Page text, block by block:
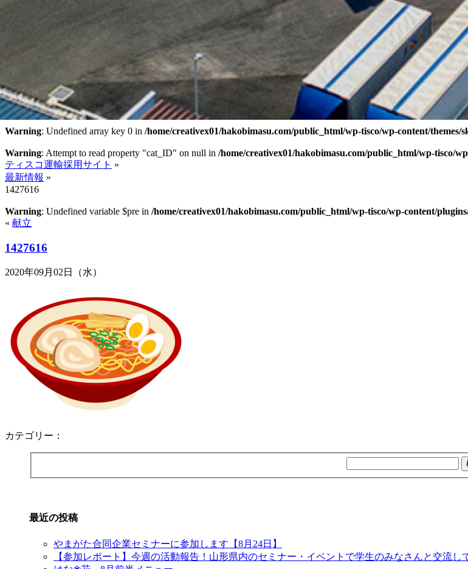
Warning: Undefined array key 0 in /home/creativex01/hakobimasu.com/public_html/wp-tisco/wp-content/themes/
Warning: Attempt to read property "cat_ID" on null in /home/creativex01/hakobimasu.com/public_html/wp-tisco/
ティスコ運輸採用サイト »
最新情報 »
1427616
Warning: Undefined variable $pre in /home/creativex01/hakobimasu.com/public_html/wp-tisco/wp-content/
« 献立
1427616
2020年09月02日（水）
カテゴリー：
最近の投稿
やまがた合同企業セミナーに参加します【8月24日】
【参加レポート】今週の活動報告！山形県内のセミナー・イベントで学生のみなさんと交流し